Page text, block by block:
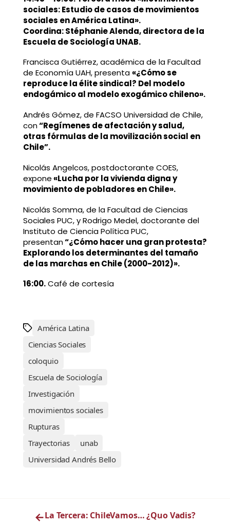
sociales: Estudio de casos de movimientos
sociales en América Latina».
Coordina: Stéphanie Alenda, directora de la
Escuela de Sociología UNAB.
Francisca Gutiérrez, académica de la Facultad
de Economía UAH, presenta«¿Cómo se
reproduce la élite sindical? Del modelo
endogámico al modelo exogámico chileno».
Andrés Gómez, de FACSO Universidad de Chile,
con“Regímenes de afectación y salud,
otras fórmulas de la movilización social en
Chile”.
Nicolás Angelcos, postdoctorante COES,
expone«Lucha por la vivienda digna y
movimiento de pobladores en Chile».
Nicolás Somma, de la Facultad de Ciencias
Sociales PUC, y Rodrigo Medel, doctorante del
Instituto de Ciencia Política PUC,
presentan“¿Cómo hacer una gran protesta?
Explorando los determinantes del tamaño
de las marchas en Chile (2000-2012)».
16:00.Café de cortesía
América Latina
Ciencias Sociales
coloquio
Escuela de Sociología
Investigación
movimientos sociales
Rupturas
Trayectorias
unab
Universidad Andrés Bello
←La Tercera: ChileVamos… ¿Quo Vadis?